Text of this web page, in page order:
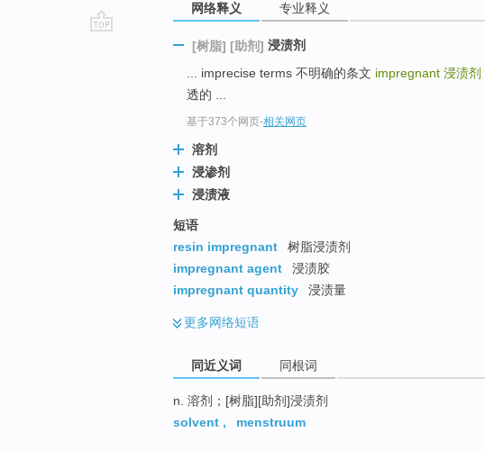
网络释义 专业释义
[树脂] [助剂] 浸渍剂
... imprecise terms 不明确的条文 impregnant 浸渍剂
透的 ...
基于373个网页-相关网页
溶剂
浸渗剂
浸渍液
短语
resin impregnant
树脂浸渍剂
impregnant agent
浸渍胶
impregnant quantity
浸渍量
更多网络短语
同近义词 同根词
n. 溶剂；[树脂][助剂]浸渍剂
solvent , menstruum